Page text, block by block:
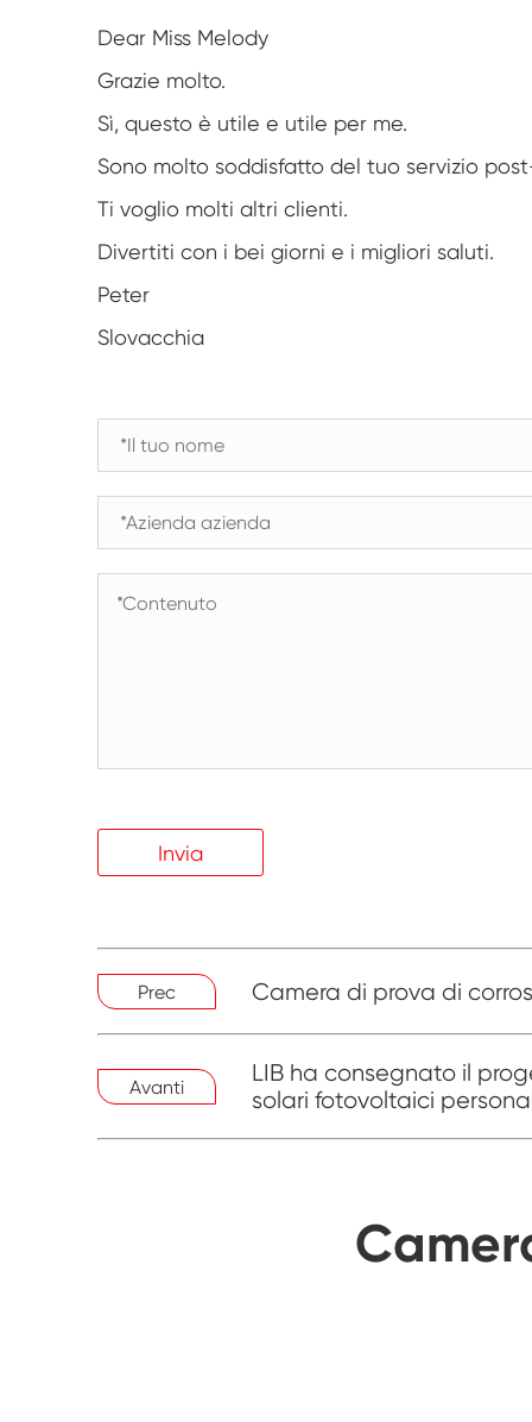
Dear Miss Melody
Grazie molto.
Sì, questo è utile e utile per me.
Sono molto soddisfatto del tuo servizio
Ti voglio molti altri clienti.
Divertiti con i bei giorni e i migliori saluti.
Peter
Slovacchia
Invia
Prec Camera di prova di
Avanti
LIB ha consegnato il
solari fotovoltaici